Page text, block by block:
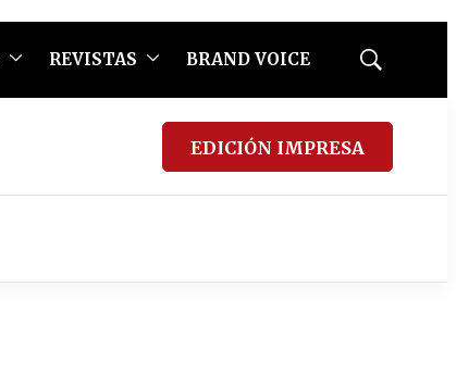
REVISTAS BRAND VOICE
Mostrar
EDICIÓN IMPRESA